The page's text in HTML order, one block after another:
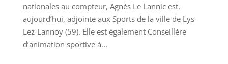
nationales au compteur, Agnès Le Lannic est,
aujourd’hui, adjointe aux Sports de la ville de Lys-
Lez-Lannoy (59). Elle est également Conseillère
d’animation sportive à...